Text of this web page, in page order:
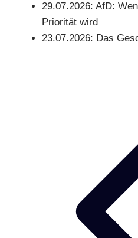
29.07.2026: AfD:
Priorität wird
23.07.2026: Das